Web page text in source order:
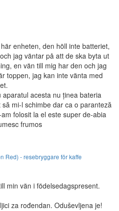
enheten, den höll inte batteriet,
jag väntar på att de ska byta ut
en vän till mig har den och jag
toppen, jag kan inte vänta med
acesta nu ținea bateria
mi-l schimbe dar ca o paranteză
folosit la el este super de-abia
frumos
Red) - resebryggare för kaffe
min vän i födelsedagspresent.
za rođendan. Oduševljena je!